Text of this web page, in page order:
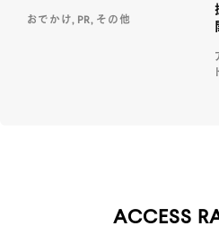
おでかけ, PR, その他
ACCESS